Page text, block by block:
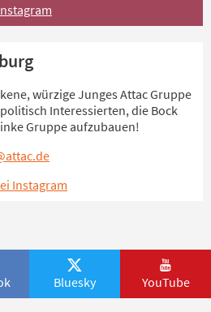
würzige Junges Attac Gruppe
Interessierten, die Bock
Gruppe aufzubauen!
Instagram
Bluesky YouTube